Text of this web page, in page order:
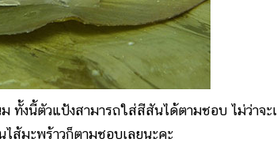
นี้ตัวแป้งสามารถใส่สีสันได้ตามชอบ ไม่ว่าจะ
ส้มะพร้าวก็ตามชอบเลยนะคะ